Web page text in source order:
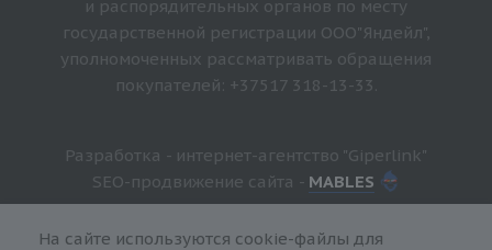
и распорядительных органов по месту
государственной регистрации ООО"Яндейл",
уполномоченных рассматривать обращения
покупателей: +37517 318-13-33.
Разработка - интернет-агентство "Giperlink"
SEO-продвижение сайта - MABLES
На сайте используются cookie-файлы для